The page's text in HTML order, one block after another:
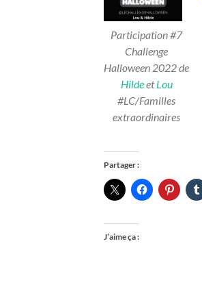
Participation #7
Challenge
Halloween 2022 de
HildeetLou
#LC/Familles
extraordinaires
Partager :
J’aime ça :